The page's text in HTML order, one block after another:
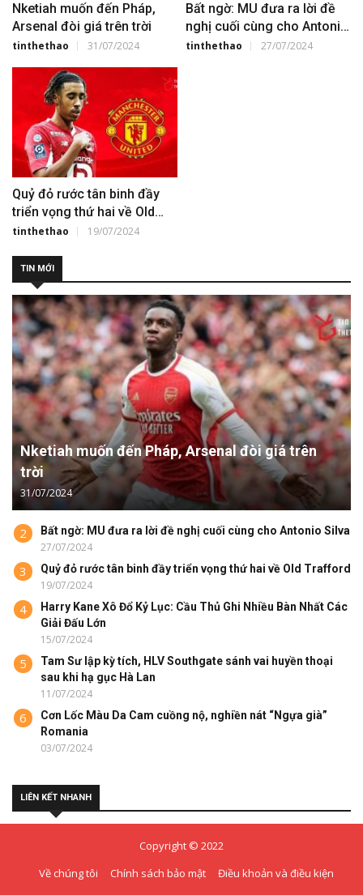
Nketiah muốn đến Pháp,
Arsenal đòi giá trên trời
tinthethao 31/07/2024
Bất ngờ: MU đưa ra lời đề
nghị cuối cùng cho Antonio
Silva
tinthethao 27/07/2024
Quỷ đỏ rước tân binh đầy
triển vọng thứ hai về Old
Trafford
tinthethao 19/07/2024
TIN MỚI
Nketiah muốn đến Pháp, Arsenal đòi giá trên
trời
31/07/2024
2 Bất ngờ: MU đưa ra lời đề nghị cuối cùng cho Antonio Silva
27/07/2024
3 Quỷ đỏ rước tân binh đầy triển vọng thứ hai về Old Trafford
19/07/2024
4
Harry Kane Xô Đổ Kỷ Lục: Cầu Thủ Ghi Nhiều Bàn Nhất Các
Giải Đấu Lớn
15/07/2024
5
Tam Sư lập kỳ tích, HLV Southgate sánh vai huyền thoại
sau khi hạ gục Hà Lan
11/07/2024
6
Cơn Lốc Màu Da Cam cuồng nộ, nghiền nát “Ngựa già”
Romania
03/07/2024
LIÊN KẾT NHANH
Copyright © 2022
Về chúng tôi
Chính sách bảo mật Điều khoản và điều kiện